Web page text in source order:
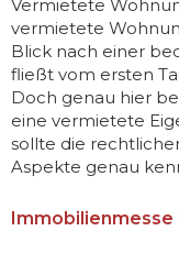
Vermietete
vermietete
Blick nach einer
fließt vom ersten
Doch genau hier
eine vermietete
sollte die
Aspekte genau